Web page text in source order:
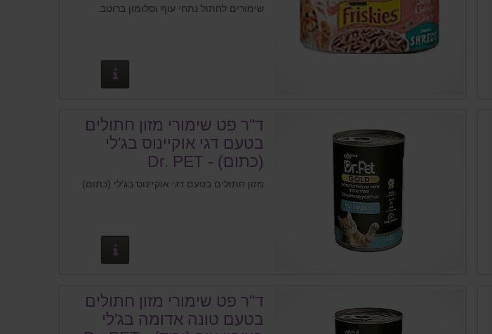
שימורים לחתול נתחי עוף וסלומון ברוטב.
ד''ר פט שימורי מזון חתולים
בטעם דגי אוקיינוס בג'לי
(כתום) - Dr. PET
מזון חתולים בטעם דגי אוקיינוס בג'לי (כתום)
ד''ר פט שימורי מזון חתולים
בטעם טונה אדומה בג'לי